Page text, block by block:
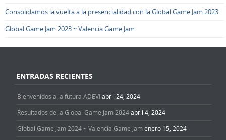
Consolidamos la vuelta a la presencialidad con la Global Game Jam 2023
Global Game Jam 2023 ~ Valencia Game Jam
ENTRADAS RECIENTES
Bienvenidos a la futura ADEVI abril 24, 2024
Resultados de la Global Game Jam 2024abril 4, 2024
Global Game Jam 2024 ~ Valencia Game Jam enero 15, 2024